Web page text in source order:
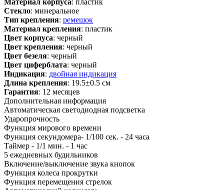
Материал корпуса: пластик
Стекло: минеральное
Тип крепления: ремешок
Материал крепления: пластик
Цвет корпуса: черный
Цвет крепления: черный
Цвет безеля: черный
Цвет циферблата: черный
Индикация: двойная индикация
Длина крепления: 19.5±0.5 см
Гарантия: 12 месяцев
Дополнительная информация
Автоматическая светодиодная подсветка
Ударопрочность
Функция мирового времени
Функция секундомера- 1/100 сек. - 24 часа
Таймер - 1/1 мин. - 1 час
5 ежедневных будильников
Включение/выключение звука кнопок
Функция колеса прокрутки
Функция перемещения стрелок